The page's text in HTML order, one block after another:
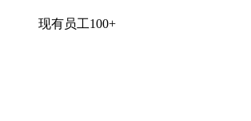
现有员工100+